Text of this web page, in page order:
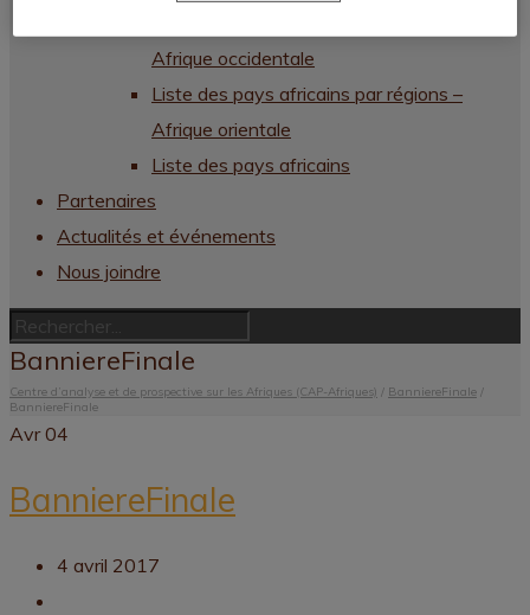
Afrique occidentale
Liste des pays africains par régions –
Afrique orientale
Liste des pays africains
Partenaires
Actualités et événements
Nous joindre
BanniereFinale
Centre d’analyse et de prospective sur les Afriques (CAP-Afriques) / BanniereFinale /
BanniereFinale
Avr 04
BanniereFinale
4 avril 2017